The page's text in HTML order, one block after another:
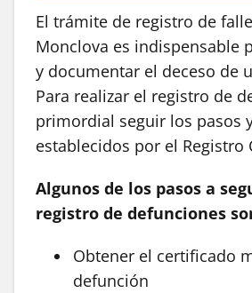
El trámite de registro de
Monclova es indispensable
y documentar el deceso de
Para realizar el registro de
primordial seguir los pasos
establecidos por el Registro
Algunos de los pasos a
registro de defunciones
Obtener el certificado
defunción